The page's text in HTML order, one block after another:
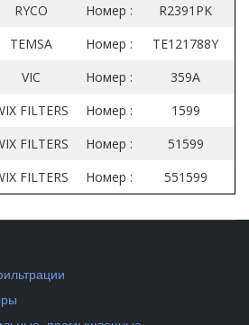
RYCO Номер :
R2391PK
TEMSA Номер :
TE121788Y
VIC Номер :
359A
FILTERS Номер :
1599
FILTERS Номер :
51599
FILTERS Номер : 551599